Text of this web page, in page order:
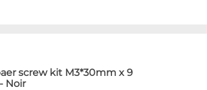
screw kit M3*30mm x 9
Noir